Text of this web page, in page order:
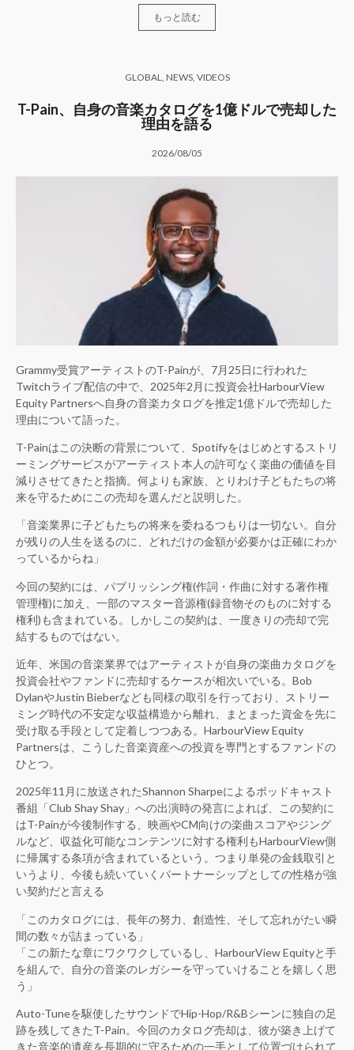
もっと読む
GLOBAL NEWS, VIDEOS
T-Pain、自身の音楽カタログを1億ドルで売却した
理由を語る
2026/08/05
Grammy受賞アーティストのT-Painが、7月25日に行われた
Twitchライブ配信の中で、2025年2月に投資会社HarbourView
Equity Partnersへ自身の音楽カタログを推定1億ドルで売却した
理由について語った。
T-Painはこの決断の背景について、Spotifyをはじめとするストリ
ーミングサービスがアーティスト本人の許可なく楽曲の価値を目
減りさせてきたと指摘。何よりも家族、とりわけ子どもたちの将
来を守るためにこの売却を選んだと説明した。
「音楽業界に子どもたちの将来を委ねるつもりは一切ない。自分
が残りの人生を送るのに、どれだけの金額が必要かは正確にわか
っているからね」
今回の契約には、パブリッシング権(作詞・作曲に対する著作権
管理権)に加え、一部のマスター音源権(録音物そのものに対する
権利)も含まれている。しかしこの契約は、一度きりの売却で完
結するものではない。
近年、米国の音楽業界ではアーティストが自身の楽曲カタログを
投資会社やファンドに売却するケースが相次いでいる。Bob
DylanやJustin Bieberなども同様の取引を行っており、ストリー
ミング時代の不安定な収益構造から離れ、まとまった資金を先に
受け取る手段として定着しつつある。HarbourView Equity
Partnersは、こうした音楽資産への投資を専門とするファンドの
ひとつ。
2025年11月に放送されたShannon Sharpeによるポッドキャスト
番組「Club Shay Shay」への出演時の発言によれば、この契約に
はT-Painが今後制作する、映画やCM向けの楽曲スコアやジング
ルなど、収益化可能なコンテンツに対する権利もHarbourView側
に帰属する条項が含まれているという。つまり単発の金銭取引と
いうより、今後も続いていくパートナーシップとしての性格が強
い契約だと言える
「このカタログには、長年の努力、創造性、そして忘れがたい瞬
間の数々が詰まっている」
「この新たな章にワクワクしているし、HarbourView Equityと手
を組んで、自分の音楽のレガシーを守っていけることを嬉しく思
う」
Auto-Tuneを駆使したサウンドでHip-Hop/R&Bシーンに独自の足
跡を残してきたT-Pain。今回のカタログ売却は、彼が築き上げて
きた音楽的遺産を長期的に守るための一手として位置づけられて